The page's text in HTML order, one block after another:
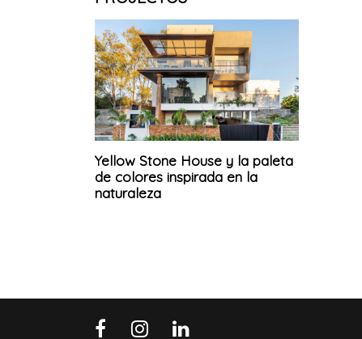
Yellow Stone House y la paleta
de colores inspirada en la
naturaleza